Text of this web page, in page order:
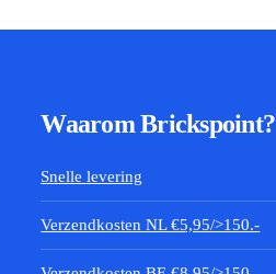
Waarom Brickspoint?
Snelle levering
Verzendkosten NL €5,95/>150.-